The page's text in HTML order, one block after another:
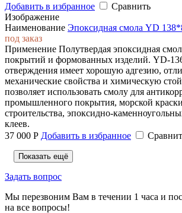
Добавить в избранное
Сравнить
Изображение
Наименование Эпоксидная смола YD
под заказ
Применение Полутвердая эпоксидная
покрытий и формованных изделий. YD-
отверждения имеет хорошую адгезию,
механические свойства и химическую
позволяет использовать смолу для
промышленного покрытия, морской
строительства, эпоксидно-
клеев.
37 000 Р Добавить в избранное
Показать ещё
Задать вопрос
Мы перезвоним Вам в течении 1 часа и
на все вопросы!